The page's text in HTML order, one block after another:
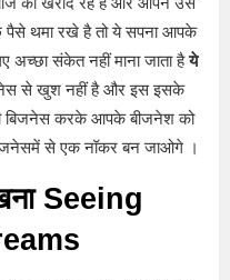
पैसे थमा रखे है तो ये सपना आपके
संकेत नहीं माना जाता हैये
से खुश नहीं है और इस इसके
बिजनेस करके आपके बीजनेश को
से एक नॉकर बन जाओगे ।
Seeing